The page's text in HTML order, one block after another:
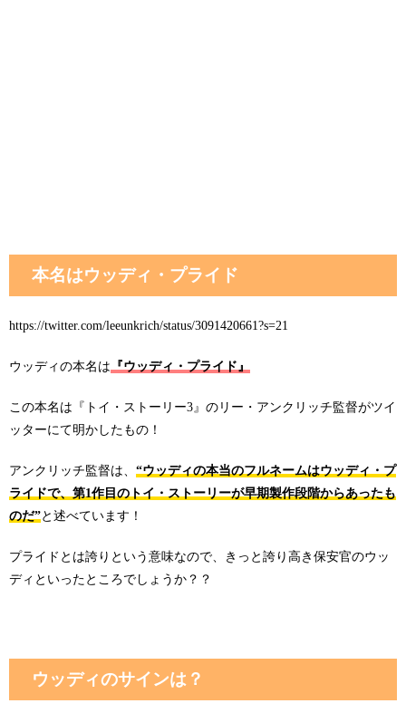
本名はウッディ・プライド
https://twitter.com/leeunkrich/status/3091420661?s=21
ウッディの本名は『ウッディ・プライド』
この本名は『トイ・ストーリー3』のリー・アンクリッチ監督がツイ
ッターにて明かしたもの！
アンクリッチ監督は、 “ウッディの本当のフルネームはウッディ・プ
ライドで、第1作目のトイ・ストーリーが早期製作段階からあったも
のだ”と述べています！
プライドとは誇りという意味なので、きっと誇り高き保安官のウッ
ディといったところでしょうか？？
ウッディのサインは？